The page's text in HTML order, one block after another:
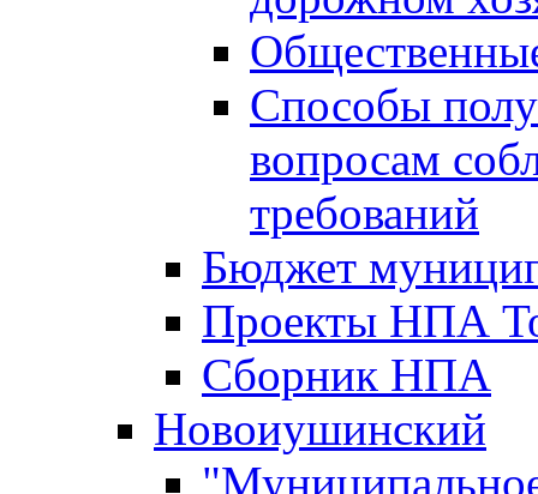
Способы
вопросам
требований
Бюджет
Проекты НПА
Сборник НПА
Новоиушинский